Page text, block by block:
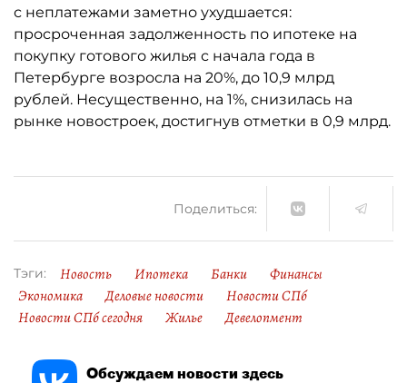
с неплатежами заметно ухудшается:
просроченная задолженность по ипотеке на
покупку готового жилья с начала года в
Петербурге возросла на 20%, до 10,9 млрд
рублей. Несущественно, на 1%, снизилась на
рынке новостроек, достигнув отметки в 0,9 млрд.
Поделиться:
Тэги: Новость Ипотека Банки
Финансы
Экономика
Деловые новости
Новости СПб
Новости СПб сегодня
Жилье Девелопмент
Обсуждаем новости здесь